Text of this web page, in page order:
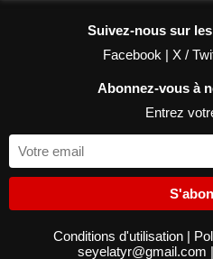
Suivez-nous sur
Facebook | X /
Abonnez-vous à
Entrez
Conditions d'utilisation |
seyelatyr@gmail.com |